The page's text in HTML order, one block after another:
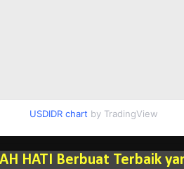
USDIDR chart by TradingView
HATI Berbuat Terbaik